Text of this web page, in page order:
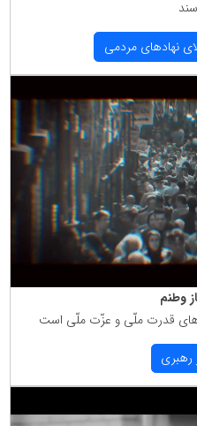
نهادهای مردمی
وطنم
قدرت ملّی و عزّت ملّی است
رهبری